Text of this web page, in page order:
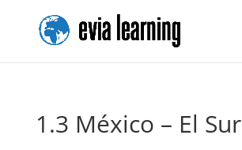
1.3 México – El Sur